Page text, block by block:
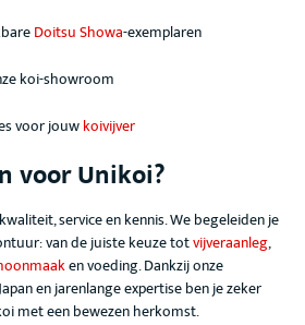
Doitsu Showa-exemplaren
koi-showroom
voor jouwkoivijver
voor Unikoi?
service en kennis. We begeleiden je
van de juiste keuze totvijveraanleg,
en voeding. Dankzij onze
en jarenlange expertise ben je zeker
met een bewezen herkomst.